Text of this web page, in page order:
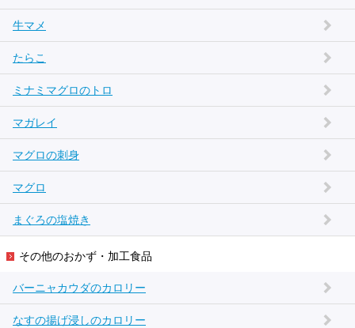
牛マメ
たらこ
ミナミマグロのトロ
マガレイ
マグロの刺身
マグロ
まぐろの塩焼き
その他のおかず・加工食品
バーニャカウダのカロリー
なすの揚げ浸しのカロリー